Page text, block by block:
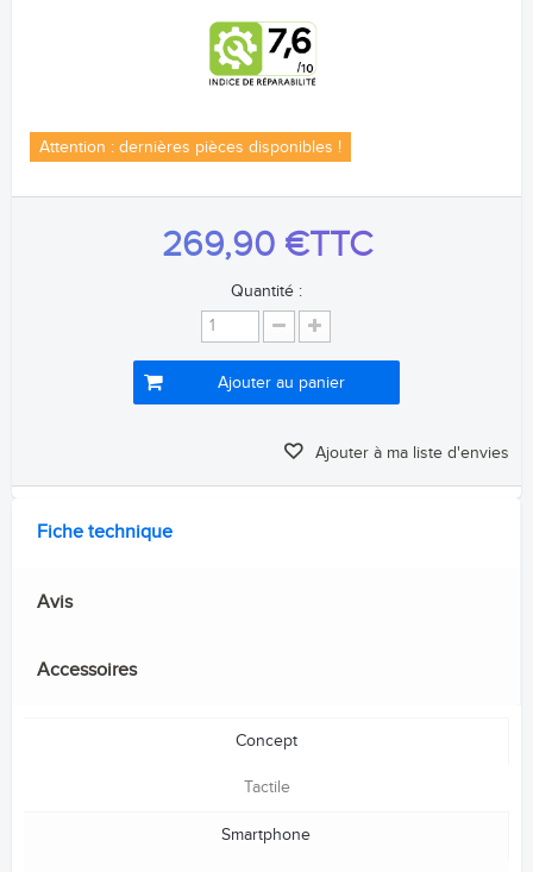
Attention : dernières pièces disponibles !
269,90 €TTC
Quantité :
Ajouter au panier
Ajouter à ma liste d'envies
Fiche technique
Avis
Accessoires
Concept
Tactile
Smartphone